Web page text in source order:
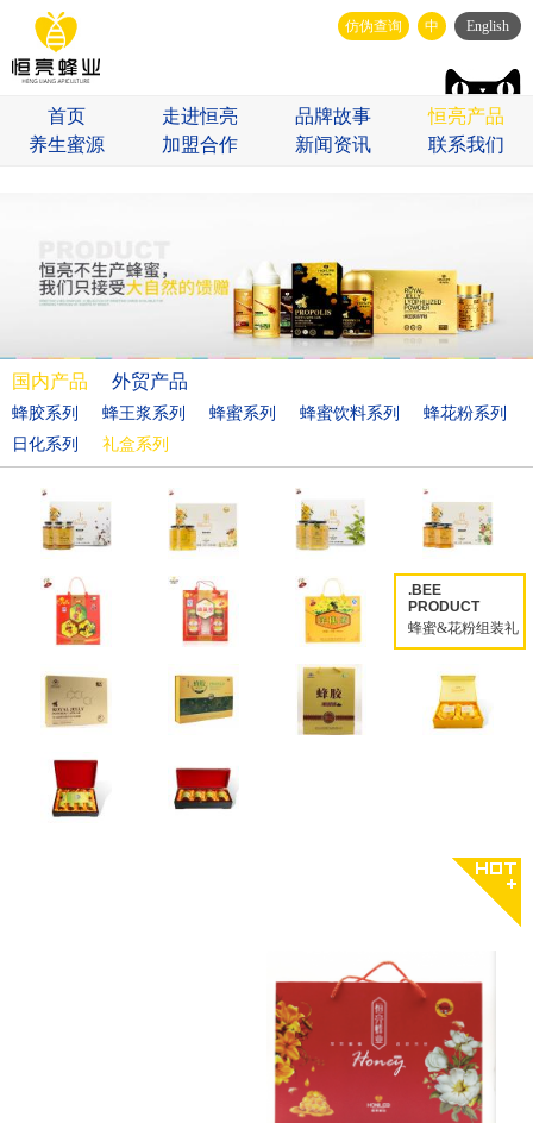
仿伪查询 中 English
首页 走进恒亮 品牌故事
恒亮产品
养生蜜源
加盟合作 新闻资讯 联系我们
国内产品 外贸产品
蜂胶系列 蜂王浆系列 蜂蜜系列 蜂蜜饮料系列
蜂花粉系列
日化系列
礼盒系列
.BEE
PRODUCT
蜂蜜&花粉组装礼
盒